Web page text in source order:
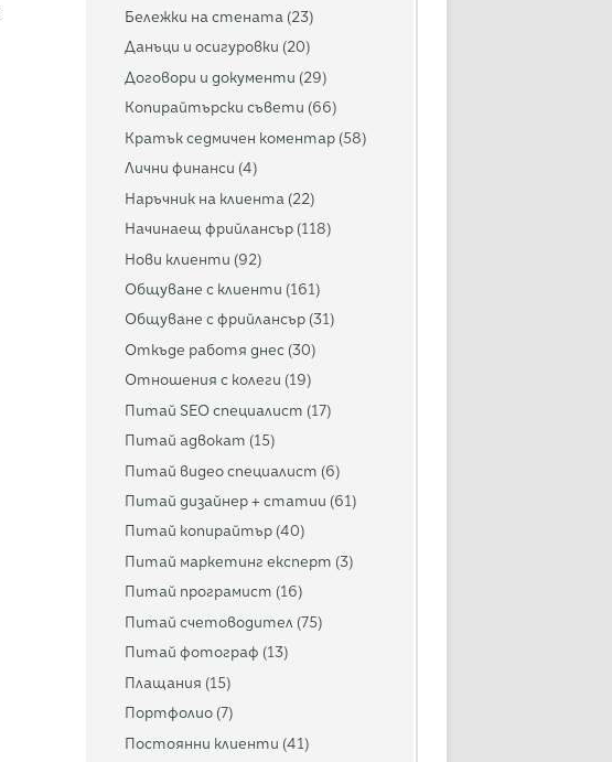
Бележки на стената (23)
Данъци и осигуровки (20)
Договори и документи (29)
Копирайтърски съвети (66)
Кратък седмичен коментар (58)
Лични финанси (4)
Наръчник на клиента (22)
Начинаещ фрийлансър (118)
Нови клиенти (92)
Общуване с клиенти (161)
Общуване с фрийлансър (31)
Откъде работя днес (30)
Отношения с колеги (19)
Питай SEO специалист (17)
Питай адвокат (15)
Питай видео специалист (6)
Питай дизайнер + статии (61)
Питай копирайтър (40)
Питай маркетинг експерт (3)
Питай програмист (16)
Питай счетоводител (75)
Питай фотограф (13)
Плащания (15)
Портфолио (7)
Постоянни клиенти (41)